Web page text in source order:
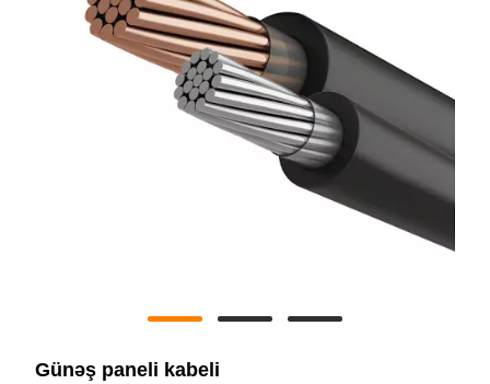
Günəş paneli kabeli